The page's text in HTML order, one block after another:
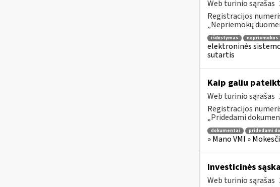
Web turinio sąrašas
Registracijos
„Nepriemokų
išdėstymas nepriemokos
elektroninės
sutartis
Kaip galiu
Web turinio sąrašas
Registracijos
„Pridedami
dokumentai pridedami
» Mano VMI »
Investicinės
Web turinio sąrašas